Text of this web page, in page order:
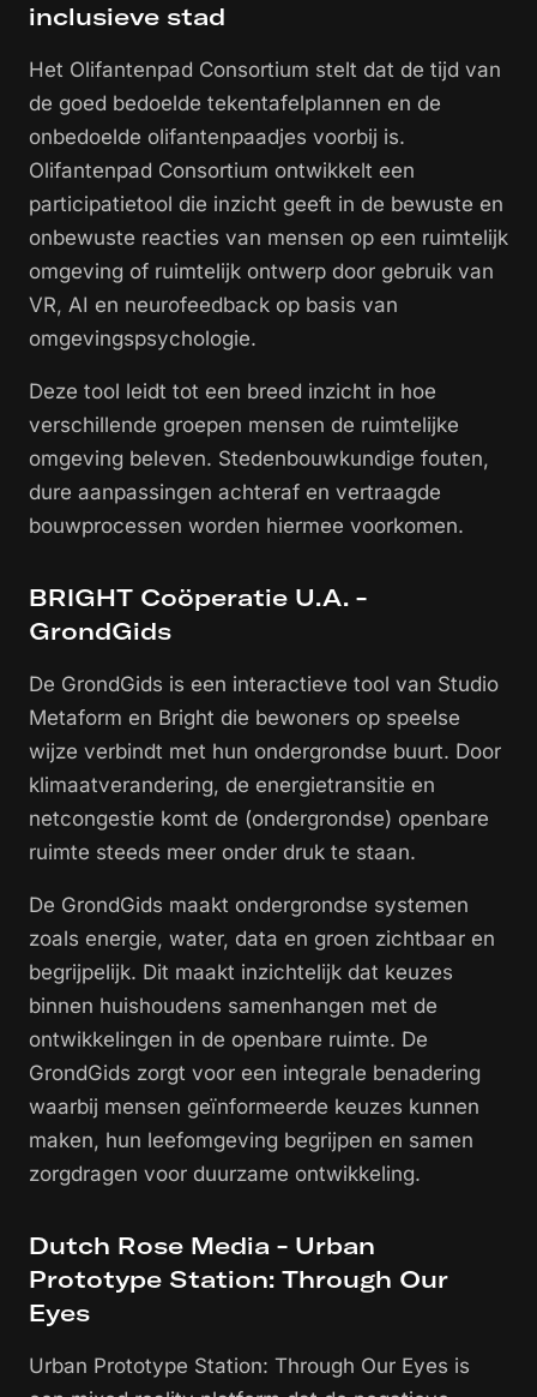
inclusieve stad
Het Olifantenpad Consortium stelt dat de tijd van
de goed bedoelde tekentafelplannen en de
onbedoelde olifantenpaadjes voorbij is.
Olifantenpad Consortium ontwikkelt een
participatietool die inzicht geeft in de bewuste en
onbewuste reacties van mensen op een ruimtelijk
omgeving of ruimtelijk ontwerp door gebruik van
VR, AI en neurofeedback op basis van
omgevingspsychologie.
Deze tool leidt tot een breed inzicht in hoe
verschillende groepen mensen de ruimtelijke
omgeving beleven. Stedenbouwkundige fouten,
dure aanpassingen achteraf en vertraagde
bouwprocessen worden hiermee voorkomen.
BRIGHT Coöperatie U.A. -
GrondGids
De GrondGids is een interactieve tool van Studio
Metaform en Bright die bewoners op speelse
wijze verbindt met hun ondergrondse buurt. Door
klimaatverandering, de energietransitie en
netcongestie komt de (ondergrondse) openbare
ruimte steeds meer onder druk te staan.
De GrondGids maakt ondergrondse systemen
zoals energie, water, data en groen zichtbaar en
begrijpelijk. Dit maakt inzichtelijk dat keuzes
binnen huishoudens samenhangen met de
ontwikkelingen in de openbare ruimte. De
GrondGids zorgt voor een integrale benadering
waarbij mensen geïnformeerde keuzes kunnen
maken, hun leefomgeving begrijpen en samen
zorgdragen voor duurzame ontwikkeling.
Dutch Rose Media - Urban
Prototype Station: Through Our
Eyes
Urban Prototype Station: Through Our Eyes is